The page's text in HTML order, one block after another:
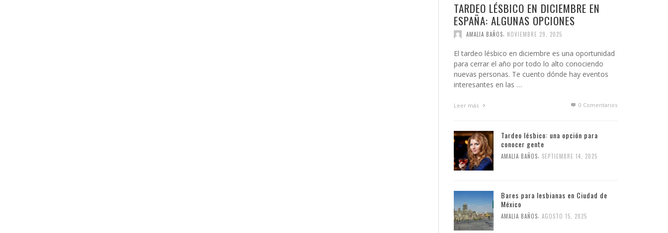
TARDEO LÉSBICO EN DICIEMBRE EN
ESPAÑA: ALGUNAS OPCIONES
AMALIA BAÑOS, NOVIEMBRE 29, 2025
El tardeo lésbico en diciembre es una oportunidad
para cerrar el año por todo lo alto conociendo
nuevas personas. Te cuento dónde hay eventos
interesantes en las …
Leer más 0 Comentarios
Tardeo lésbico: una opción para
conocer gente
AMALIA BAÑOS SEPTIEMBRE 14, 2025
Bares para lesbianas en Ciudad de
México
AMALIA BAÑOS AGOSTO 15, 2025